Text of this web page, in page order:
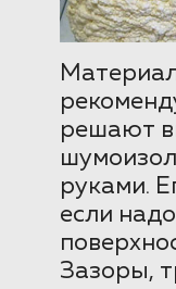
решают
руками.
если
Зазоры,